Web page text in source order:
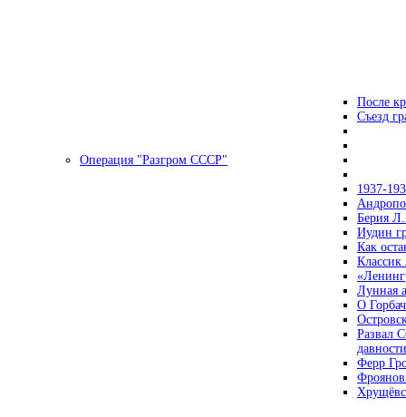
После
Съезд
Операция "Разгром СССР"
1937-
Берия
Иудин
Как
Лунная
О
Развал
давности
Ферр